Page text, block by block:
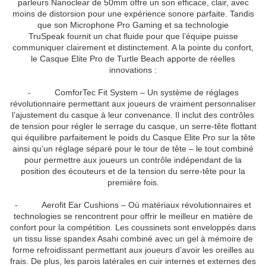
parleurs Nanoclear de 50mm offre un son efficace, clair, avec
moins de distorsion pour une expérience sonore parfaite. Tandis
que son Microphone Pro Gaming et sa technologie
TruSpeak fournit un chat fluide pour que l’équipe puisse
communiquer clairement et distinctement. A la pointe du confort,
le Casque Elite Pro de Turtle Beach apporte de réelles
innovations :
- ComforTec Fit System – Un système de réglages
révolutionnaire permettant aux joueurs de vraiment personnaliser
l’ajustement du casque à leur convenance. Il inclut des contrôles
de tension pour régler le serrage du casque, un serre-tête flottant
qui équilibre parfaitement le poids du Casque Elite Pro sur la tête
ainsi qu’un réglage séparé pour le tour de tête – le tout combiné
pour permettre aux joueurs un contrôle indépendant de la
position des écouteurs et de la tension du serre-tête pour la
première fois.
- Aerofit Ear Cushions – Où matériaux révolutionnaires et
technologies se rencontrent pour offrir le meilleur en matière de
confort pour la compétition. Les coussinets sont enveloppés dans
un tissu lisse spandex Asahi combiné avec un gel à mémoire de
forme refroidissant permettant aux joueurs d’avoir les oreilles au
frais. De plus, les parois latérales en cuir internes et externes des